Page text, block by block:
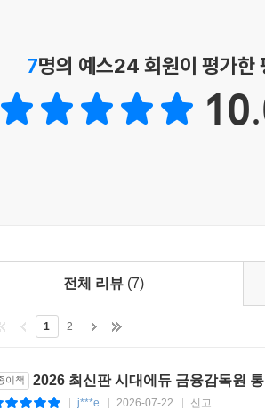
7명의 예스24 회원이 평가한
전체 리뷰 (7)
1 2
이책 2026 최신판 시대에듀 금융감독원
j***e 2026-07-22 신고